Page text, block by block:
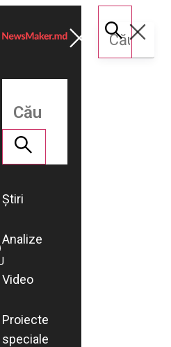
Știri
Analize
Video
Proiecte
speciale